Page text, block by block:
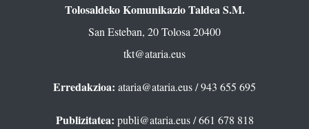
Tolosaldeko Komunikazio Taldea S.M.
San Esteban, 20 Tolosa 20400
tkt@ataria.eus
Erredakzioa: ataria@ataria.eus/ 943 655 695
Publizitatea: publi@ataria.eus/ 661 678 818